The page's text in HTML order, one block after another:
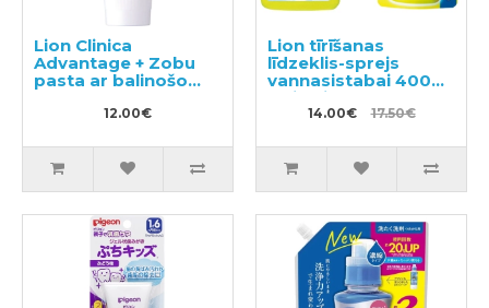
Lion Clinica
Advantage + Zobu
pasta ar balinošo
12.00€
Lion tīrīšanas
līdzeklis-sprejs
vannasistabai 400ml
+ pildviela 350ml
14.00€ 17.50€